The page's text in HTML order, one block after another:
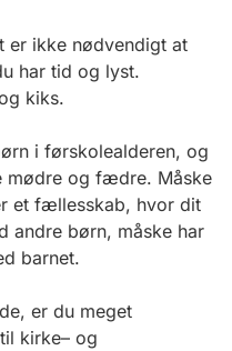
er ikke nødvendigt at
har tid og lyst.
kiks.
i førskolealderen, og
mødre og fædre. Måske
et fællesskab, hvor dit
andre børn, måske har
barnet.
er du meget
kirke– og